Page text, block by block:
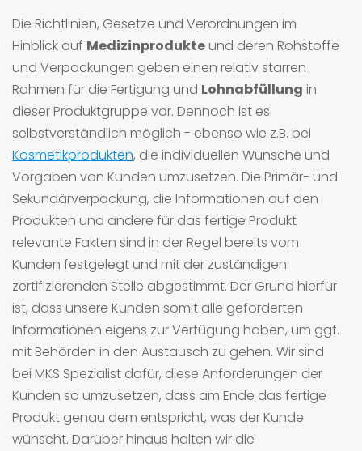
Die Richtlinien, Gesetze und Verordnungen im
Hinblick auf Medizinprodukte und deren Rohstoffe
und Verpackungen geben einen relativ starren
Rahmen für die Fertigung und Lohnabfüllung in
dieser Produktgruppe vor. Dennoch ist es
selbstverständlich möglich - ebenso wie z.B. bei
Kosmetikprodukten, die individuellen Wünsche und
Vorgaben von Kunden umzusetzen. Die Primär- und
Sekundärverpackung, die Informationen auf den
Produkten und andere für das fertige Produkt
relevante Fakten sind in der Regel bereits vom
Kunden festgelegt und mit der zuständigen
zertifizierenden Stelle abgestimmt. Der Grund hierfür
ist, dass unsere Kunden somit alle geforderten
Informationen eigens zur Verfügung haben, um ggf.
mit Behörden in den Austausch zu gehen. Wir sind
bei MKS Spezialist dafür, diese Anforderungen der
Kunden so umzusetzen, dass am Ende das fertige
Produkt genau dem entspricht, was der Kunde
wünscht. Darüber hinaus halten wir die